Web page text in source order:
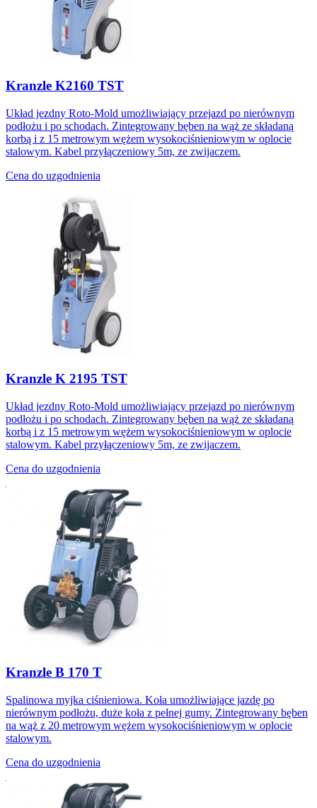
Kranzle K2160 TST
Układ jezdny Roto-Mold umożliwiający przejazd po nierównym
podłożu i po schodach. Zintegrowany bęben na wąż ze składaną
korbą i z 15 metrowym wężem wysokociśnieniowym w oplocie
stalowym. Kabel przyłączeniowy 5m, ze zwijaczem.
Cena do uzgodnienia
Kranzle K 2195 TST
Układ jezdny Roto-Mold umożliwiający przejazd po nierównym
podłożu i po schodach. Zintegrowany bęben na wąż ze składaną
korbą i z 15 metrowym wężem wysokociśnieniowym w oplocie
stalowym. Kabel przyłączeniowy 5m, ze zwijaczem.
Cena do uzgodnienia
Kranzle B 170 T
Spalinowa myjka ciśnieniowa. Koła umożliwiające jazdę po
nierównym podłożu, duże koła z pełnej gumy. Zintegrowany bęben
na wąż z 20 metrowym wężem wysokociśnieniowym w oplocie
stalowym.
Cena do uzgodnienia